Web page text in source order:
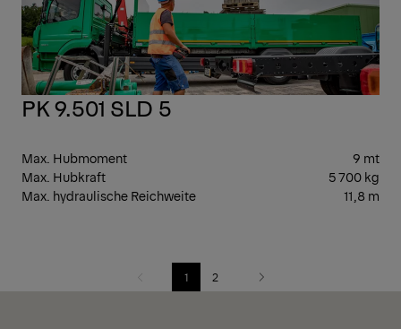
PK 9.501 SLD 5
Max. Hubmoment
9 mt
Max. Hubkraft
5 700 kg
Max. hydraulische Reichweite
11,8 m
Previous 1 2 Next